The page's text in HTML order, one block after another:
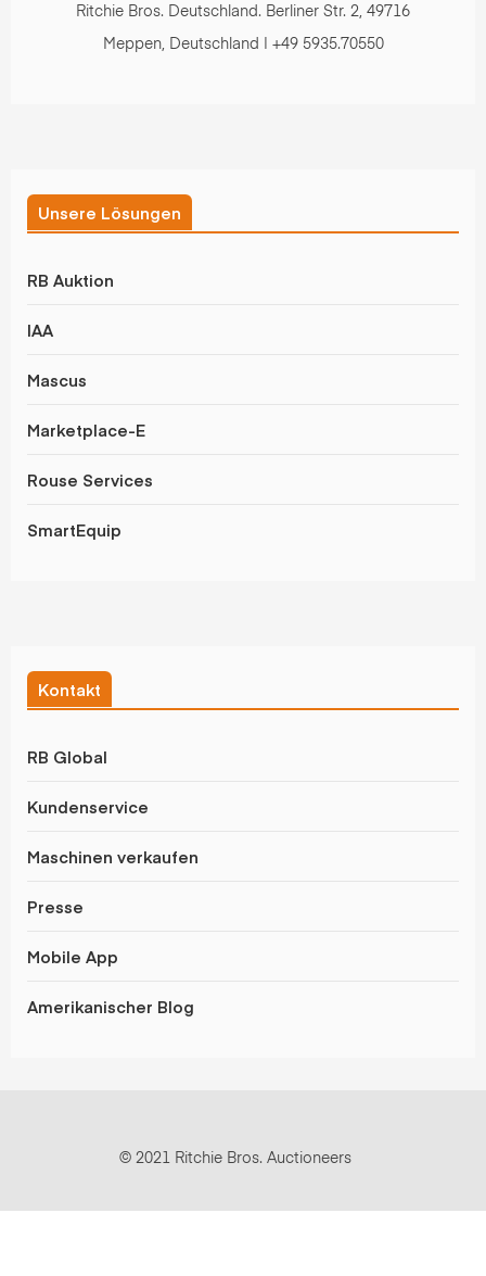
Ritchie Bros. Deutschland. Berliner Str. 2, 49716
Meppen, Deutschland | +49 5935.70550
Unsere Lösungen
RB Auktion
IAA
Mascus
Marketplace-E
Rouse Services
SmartEquip
Kontakt
RB Global
Kundenservice
Maschinen verkaufen
Presse
Mobile App
Amerikanischer Blog
© 2021 Ritchie Bros. Auctioneers